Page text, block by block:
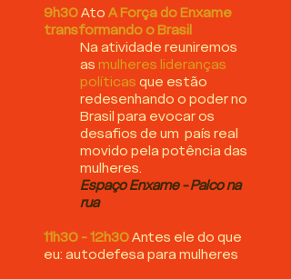
9h30Ato A Força do Enxame
transformando o Brasil
Na atividade reuniremos
as mulheres lideranças
políticas que estão
redesenhando o poder no
Brasil para evocar os
desafios de um país real
movido pela potência das
mulheres.
Espaço Enxame - Palco na
rua
11h30 - 12h30Antes ele do que
eu: autodefesa para mulheres